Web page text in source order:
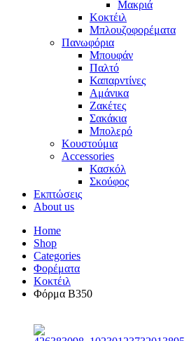
Μακριά
Κοκτέιλ
Μπλουζοφορέματα
Πανωφόρια
Μπουφάν
Παλτό
Καπαρντίνες
Αμάνικα
Ζακέτες
Σακάκια
Μπολερό
Κουστούμια
Accessories
Κασκόλ
Σκούφος
Εκπτώσεις
About us
Home
Shop
Categories
Φορέματα
Κοκτέιλ
Φόρμα B350